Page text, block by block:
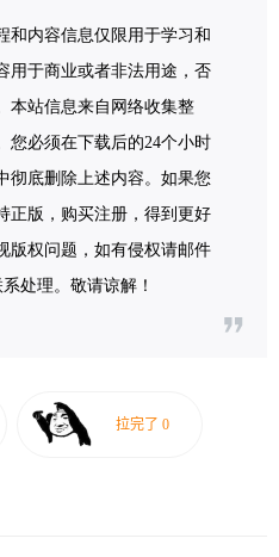
和内容信息仅限用于学习和
用于商业或者非法用途，否
本站信息来自网络收集整
您必须在下载后的24个小时
彻底删除上述内容。如果您
正版，购买注册，得到更好
版权问题，如有侵权请邮件
处理。敬请谅解！